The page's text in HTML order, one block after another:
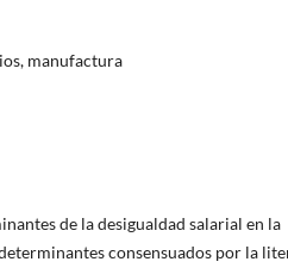
manufactura
de la desigualdad salarial en la
consensuados por la